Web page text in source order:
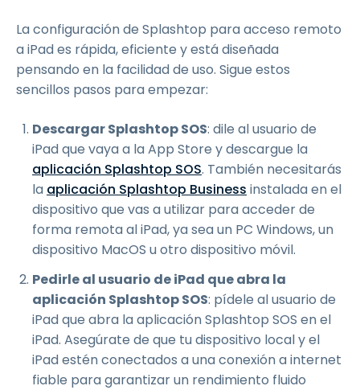
La configuración de Splashtop para acceso remoto
a iPad es rápida, eficiente y está diseñada
pensando en la facilidad de uso. Sigue estos
sencillos pasos para empezar:
Descargar Splashtop SOS: dile al usuario de
iPad que vaya a la App Store y descargue la
aplicación Splashtop SOS. También necesitarás
la aplicación Splashtop Business instalada en el
dispositivo que vas a utilizar para acceder de
forma remota al iPad, ya sea un PC Windows, un
dispositivo MacOS u otro dispositivo móvil.
Pedirle al usuario de iPad que abra la
aplicación Splashtop SOS: pídele al usuario de
iPad que abra la aplicación Splashtop SOS en el
iPad. Asegúrate de que tu dispositivo local y el
iPad estén conectados a una conexión a internet
fiable para garantizar un rendimiento fluido